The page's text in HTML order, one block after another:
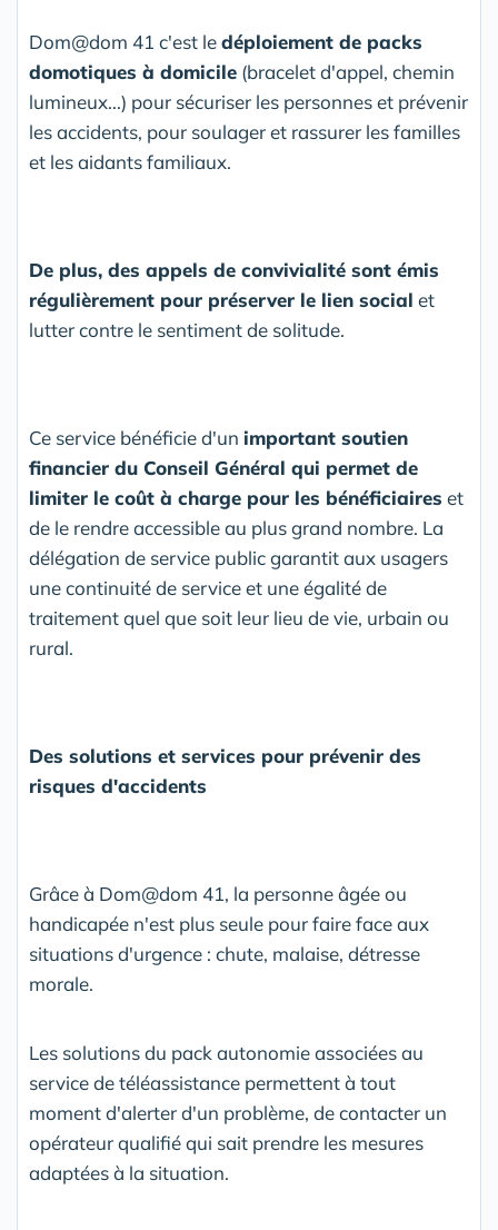
Dom@dom 41 c'est ledéploiement de packs
domotiques à domicile (bracelet d'appel, chemin
lumineux...) pour sécuriser les personnes et prévenir
les accidents, pour soulager et rassurer les familles
et les aidants familiaux.
De plus, des appels de convivialité sont émis
régulièrement pour préserver le lien social et
lutter contre le sentiment de solitude.
Ce service bénéficie d'un important soutien
financier du Conseil Général qui permet de
limiter le coût à charge pour les bénéficiaires et
de le rendre accessible au plus grand nombre. La
délégation de service public garantit aux usagers
une continuité de service et une égalité de
traitement quel que soit leur lieu de vie, urbain ou
rural.
Des solutions et services pour prévenir des
risques d'accidents
Grâce à Dom@dom 41, la personne âgée ou
handicapée n'est plus seule pour faire face aux
situations d'urgence : chute, malaise, détresse
morale.
Les solutions du pack autonomie associées au
service de téléassistance permettent à tout
moment d'alerter d'un problème, de contacter un
opérateur qualifié qui sait prendre les mesures
adaptées à la situation.